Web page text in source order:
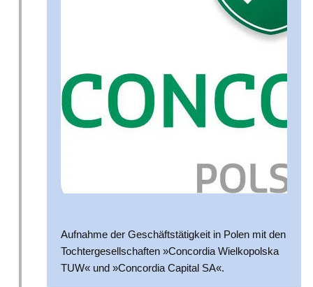
Aufnahme der Geschäftstätigkeit in Polen mit den
Tochtergesellschaften »Concordia Wielkopolska
TUW« und »Concordia Capital SA«.